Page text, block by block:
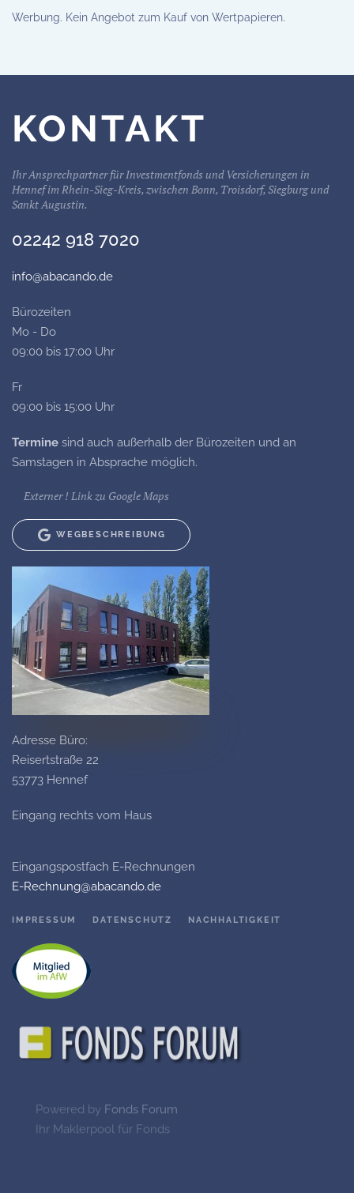
Werbung. Kein Angebot zum Kauf von Wertpapieren.
KONTAKT
Ihr Ansprechpartner für Investmentfonds und Versicherungen in
Hennef im Rhein-Sieg-Kreis, zwischen Bonn, Troisdorf, Siegburg und
Sankt Augustin.
02242 918 7020
info@abacando.de
Bürozeiten
Mo - Do
09:00 bis 17:00 Uhr
Fr
09:00 bis 15:00 Uhr
Termine sind auch außerhalb der Bürozeiten und an
Samstagen in Absprache möglich.
Externer ! Link zu Google Maps
WEGBESCHREIBUNG
Adresse Büro:
Reisertstraße 22
53773 Hennef
Eingang rechts vom Haus
Eingangspostfach E-Rechnungen
E-Rechnung@abacando.de
IMPRESSUM DATENSCHUTZ NACHHALTIGKEIT
Ihr Maklerpool für Fonds